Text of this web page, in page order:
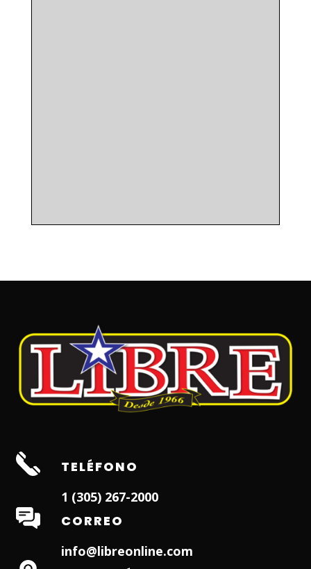
TELÉFONO
1 (305) 267-2000
CORREO
info@libreonline.com